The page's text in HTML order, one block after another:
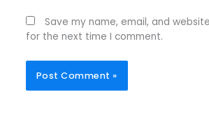
Save my name, email, and
for the next time I comment.